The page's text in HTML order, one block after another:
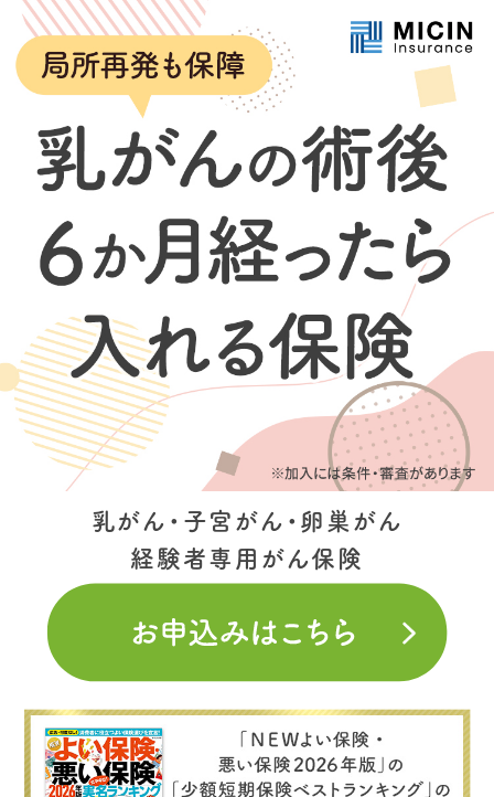
乳がん・子宮がん・卵巣がん
経験者専用がん保険